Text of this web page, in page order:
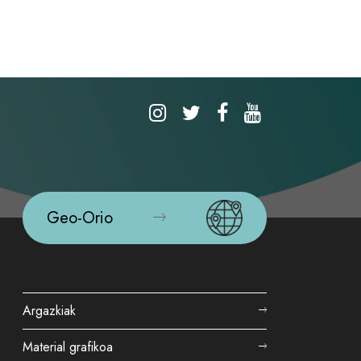
Geo-Orio
Argazkiak
Material grafikoa